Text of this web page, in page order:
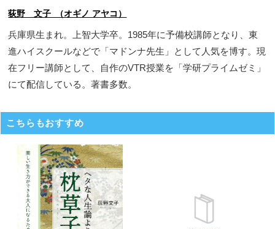
荻野 文子 （オギノ アヤコ）
兵庫県生まれ。上智大学卒。1985年に予備校講師となり、東
進ハイスクールなどで「マドンナ先生」として人気を博す。現
在フリー講師として、自作のVTR授業を「学研プライムゼミ」
にて配信している。著書多数。
こちらもおすすめ